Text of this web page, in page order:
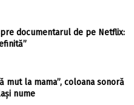
documentarul de pe Netflix:
mut la mama”, coloana sonoră
nume